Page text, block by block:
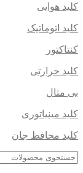
کلید هوایی
کلید اتوماتیک
کنتاکتور
کلید حرارتی
بی متال
کلید مینیاتوری
کلید محافظ جان